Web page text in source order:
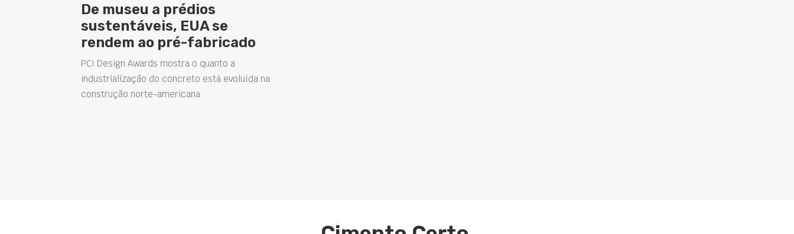
De museu a prédios
sustentáveis, EUA se
rendem ao pré-fabricado
PCI Design Awards mostra o quanto a
industrialização do concreto está evoluída na
construção norte-americana